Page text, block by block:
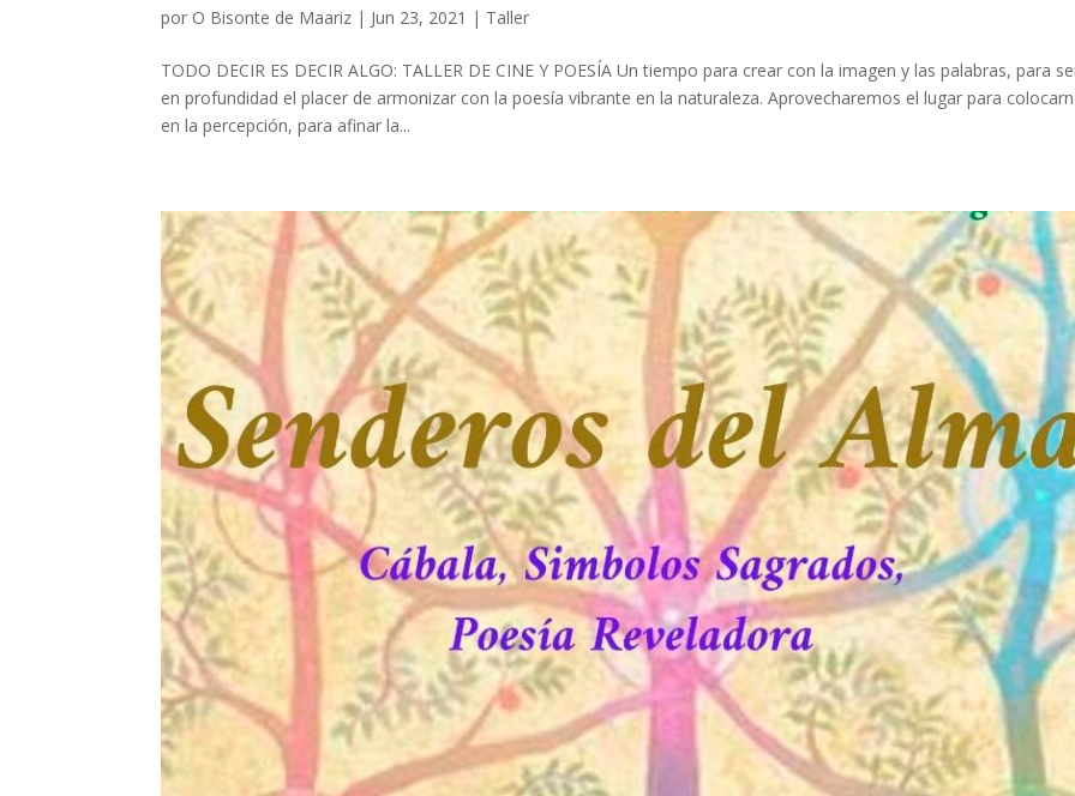
por O Bisonte de Maariz | Jun 23, 2021 | Taller
TODO DECIR ES DECIR ALGO: TALLER DE CINE Y POESÍA Un tiempo para crear con la imagen y las palabras, para
en profundidad el placer de armonizar con la poesía vibrante en la naturaleza. Aprovecharemos el lugar para
en la percepción, para afinar la...